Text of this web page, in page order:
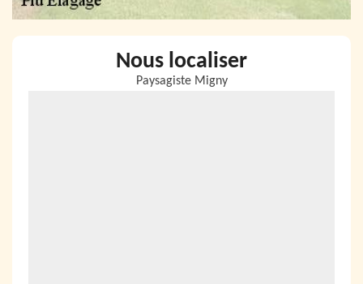
Nous localiser
Paysagiste Migny